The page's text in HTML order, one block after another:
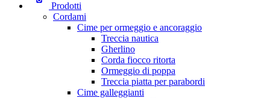
Prodotti
Cordami
Cime per ormeggio e ancoraggio
Treccia nautica
Gherlino
Corda fiocco ritorta
Ormeggio di poppa
Treccia piatta per parabordi
Cime galleggianti